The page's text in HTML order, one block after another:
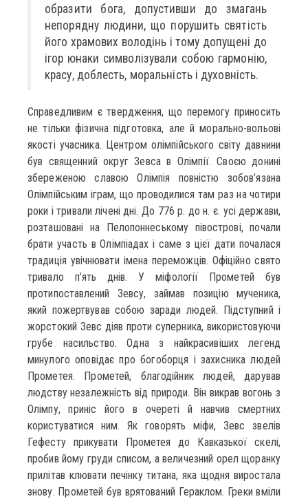
образити бога, допустивши до змагань
непорядну людини, що порушить святість
його храмових володінь і тому допущені до
ігор юнаки символізували собою гармонію,
красу, доблесть, моральність і духовність.
Справедливим є твердження, що перемогу приносить
не тільки фізична підготовка, але й морально-вольові
якості учасника. Центром олімпійського світу давнини
був священний округ Зевса в Олімпії. Своєю донині
збереженою славою Олімпія повністю зобов’язана
Олімпійським іграм, що проводилися там раз на чотири
роки і тривали лічені дні. До 776 р. до н. є. усі держави,
розташовані на Пелопоннеському півострові, почали
брати участь в Олімпіадах і саме з цієї дати почалася
традиція увічнювати імена переможців. Офіційно свято
тривало п’ять днів. У міфології Прометей був
протипоставлений Зевсу, займав позицію мученика,
який пожертвував собою заради людей. Підступний і
жорстокий Зевс діяв проти суперника, використовуючи
грубе насильство. Одна з найкрасивіших легенд
минулого оповідає про богоборця і захисника людей
Прометея. Прометей, благодійник людей, дарував
людству незалежність від природи. Він викрав вогонь з
Олімпу, приніс його в очереті й навчив смертних
користуватися ним. Як говорять міфи, Зевс звелів
Гефесту прикувати Прометея до Кавказької скелі,
пробив йому груди списом, а величезний орел щоранку
прилітав клювати печінку титана, яка щодня виростала
знову. Прометей був врятований Гераклом. Греки вміли